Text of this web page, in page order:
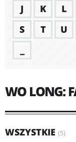
J
K L
S
T U
WO LONG:
WSZYSTKIE (5)